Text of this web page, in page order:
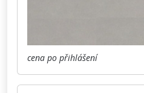
cena po přihlášení